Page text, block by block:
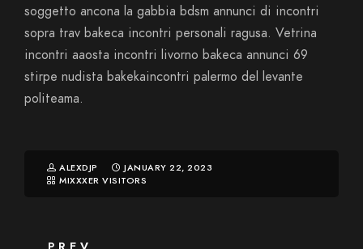
soggetto ancona la gabbia bdsm annunci di incontri
sopra trav bakeca incontri personali ragusa. Vetrina
incontri aaosta incontri livorno bakeca annunci 69
stirpe nudista bakekaincontri palermo del levante
politeama.
ALEXDJP
JANUARY 22, 2023
MIXXXER VISITORS